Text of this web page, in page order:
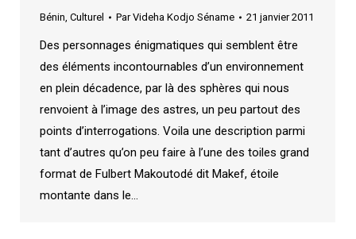
Bénin Culturel ParVideha Kodjo Séname 21 janvier 2011
Des personnages énigmatiques qui semblent être
des éléments incontournables d’un environnement
en plein décadence, par là des sphères qui nous
renvoient à l’image des astres, un peu partout des
points d’interrogations. Voila une description parmi
tant d’autres qu’on peu faire à l’une des toiles grand
format de Fulbert Makoutodé dit Makef, étoile
montante dans le…